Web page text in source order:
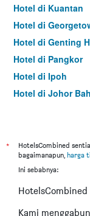
Hotel di Kuantan
Hotel di
Hotel di Genting
Hotel di Pangkor
Hotel di Ipoh
Hotel di Johor
Hotel di Kuching
Hotel di Tokyo
Hotel di Bangkok
Hotel di Putrajaya
*
HotelsCombined
bagaimanapun, harga
Ini sebabnya:
Kami